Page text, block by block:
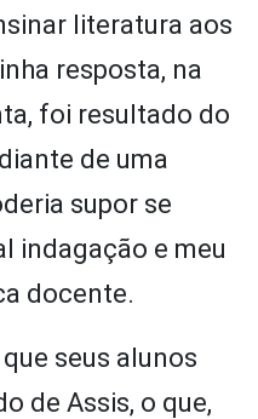
literatura aos
resposta, na
foi resultado do
de uma
supor se
indagação e meu
docente.
seus alunos
de Assis, o que,